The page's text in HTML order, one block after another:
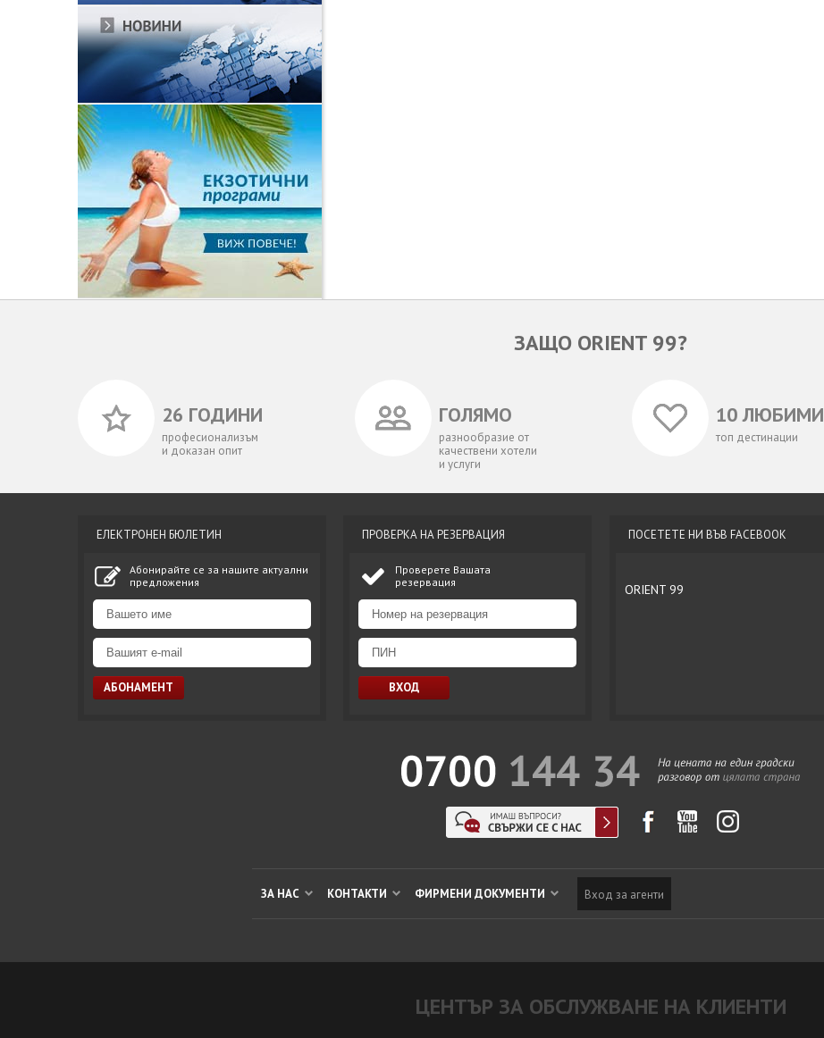
ЗАЩО ORIENT 99?
26 ГОДИНИ
професионализъм
и доказан опит
ГОЛЯМО
разнообразие от
качествени хотели
и услуги
10 ЛЮБИМИ
топ дестинации
ЕЛЕКТРОНЕН БЮЛЕТИН
Абонирайте се за нашите актуални
предложения
ПРОВЕРКА НА РЕЗЕРВАЦИЯ
Проверете Вашата
резервация
ПОСЕТЕТЕ НИ ВЪВ FACEBOOK
ORIENT 99
ЗА НАС КОНТАКТИ ФИРМЕНИ ДОКУМЕНТИ Вход за агенти
ЦЕНТЪР ЗА ОБСЛУЖВАНЕ НА КЛИЕНТИ